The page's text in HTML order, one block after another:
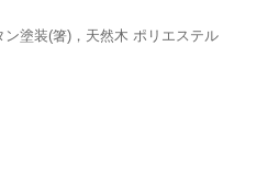
塗装(箸)，天然木 ポリエステル